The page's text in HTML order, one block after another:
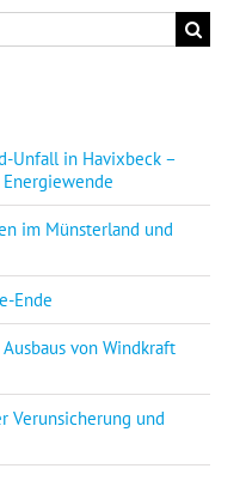
Unfall in Havixbeck –
im Münsterland und
Ende
von Windkraft
Verunsicherung und